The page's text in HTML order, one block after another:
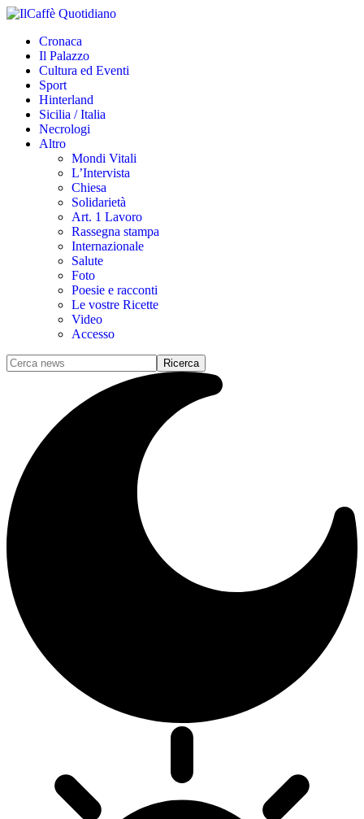
Cronaca
Il Palazzo
Cultura ed Eventi
Sport
Hinterland
Sicilia / Italia
Necrologi
Altro
Mondi Vitali
L’Intervista
Chiesa
Solidarietà
Art. 1 Lavoro
Rassegna stampa
Internazionale
Salute
Foto
Poesie e racconti
Le vostre Ricette
Video
Accesso